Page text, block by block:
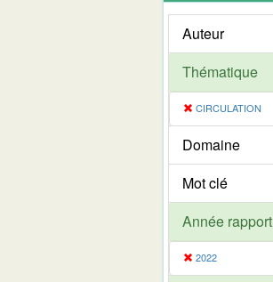
Auteur
Thématique
CIRCULATION
Domaine
Mot clé
Année rapport
2022